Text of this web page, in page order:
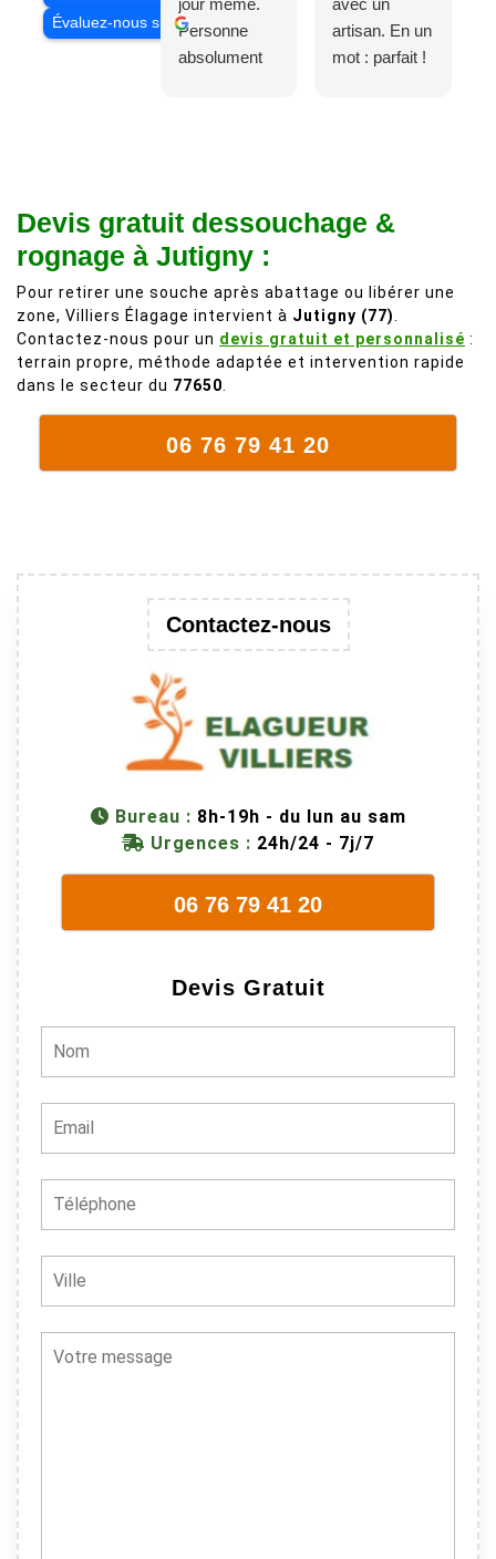
Évaluez-nous sur
jour même.
Personne
absolument
comme on en
fait plus!
avec un
artisan. En un
mot : parfait !
débordait trop
chez les
plein de bois
mort. C'est
délicat parce
trop lourde et
donc
son équipes
connaissent
très bien leur
juste une
évidence. Et
en plus ils
sympathique.
Devis gratuit dessouchage &
rognage à Jutigny :
Pour retirer une souche après abattage ou libérer une
zone, Villiers Élagage intervient à Jutigny (77)
Contactez-nous pour un devis gratuit et personnalisé :
terrain propre, méthode adaptée et intervention rapide
dans le secteur du 77650
06 76 79 41 20
Contactez-nous
Bureau : 8h-19h - du lun au sam
Urgences : 24h/24 - 7j/7
06 76 79 41 20
Devis Gratuit